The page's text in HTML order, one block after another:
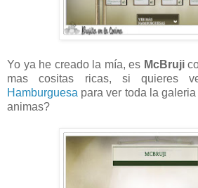
Yo ya he creado la mía, es McBruji
mas cositas ricas, si quieres
Hamburguesa para ver toda la
animas?